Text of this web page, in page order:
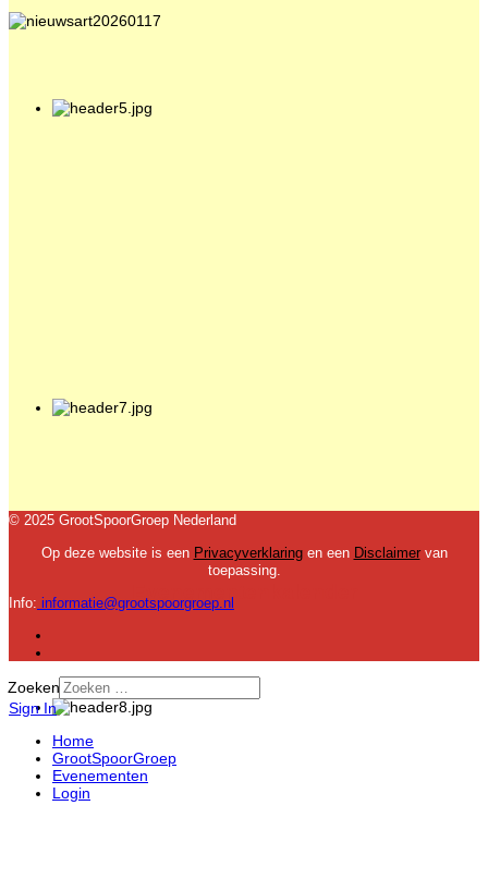
Evenementenkalender
© 2025 GrootSpoorGroep Nederland
Op deze website is een Privacyverklaringen een Disclaimervan
toepassing.
Info: informatie@grootspoorgroep.nl
Zoeken
Sign In
Home
GrootSpoorGroep
Evenementen
Login